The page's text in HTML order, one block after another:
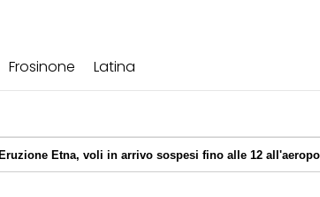
Frosinone Latina
voli in arrivo sospesi fino alle 12 all'aeroporto di Catania